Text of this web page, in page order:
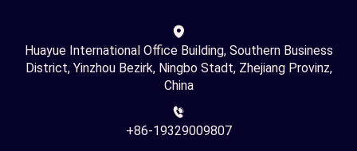
Huayue International Office Building, Southern Business
District, Yinzhou Bezirk, Ningbo Stadt, Zhejiang Provinz,
China
+86-19329009807